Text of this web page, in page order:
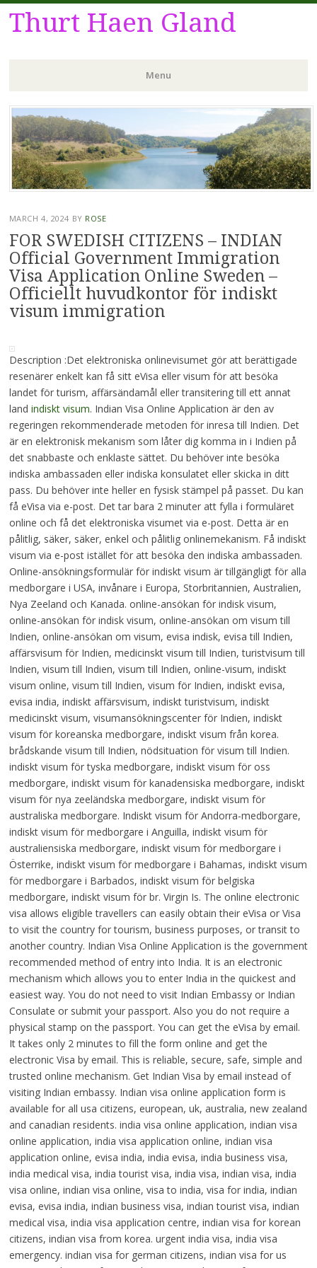
Thurt Haen Gland
Menu
Skip
to
content
MARCH 4, 2024 BY ROSE
FOR SWEDISH CITIZENS – INDIAN
Official Government Immigration
Visa Application Online Sweden –
Officiellt huvudkontor för indiskt
visum immigration
Description :Det elektroniska onlinevisumet gör att berättigade
resenärer enkelt kan få sitt eVisa eller visum för att besöka
landet för turism, affärsändamål eller transitering till ett annat
land indiskt visum. Indian Visa Online Application är den av
regeringen rekommenderade metoden för inresa till Indien. Det
är en elektronisk mekanism som låter dig komma in i Indien på
det snabbaste och enklaste sättet. Du behöver inte besöka
indiska ambassaden eller indiska konsulatet eller skicka in ditt
pass. Du behöver inte heller en fysisk stämpel på passet. Du kan
få eVisa via e-post. Det tar bara 2 minuter att fylla i formuläret
online och få det elektroniska visumet via e-post. Detta är en
pålitlig, säker, säker, enkel och pålitlig onlinemekanism. Få indiskt
visum via e-post istället för att besöka den indiska ambassaden.
Online-ansökningsformulär för indiskt visum är tillgängligt för alla
medborgare i USA, invånare i Europa, Storbritannien, Australien,
Nya Zeeland och Kanada. online-ansökan för indisk visum,
online-ansökan för indisk visum, online-ansökan om visum till
Indien, online-ansökan om visum, evisa indisk, evisa till Indien,
affärsvisum för Indien, medicinskt visum till Indien, turistvisum till
Indien, visum till Indien, visum till Indien, online-visum, indiskt
visum online, visum till Indien, visum för Indien, indiskt evisa,
evisa india, indiskt affärsvisum, indiskt turistvisum, indiskt
medicinskt visum, visumansökningscenter för Indien, indiskt
visum för koreanska medborgare, indiskt visum från korea.
brådskande visum till Indien, nödsituation för visum till Indien.
indiskt visum för tyska medborgare, indiskt visum för oss
medborgare, indiskt visum för kanadensiska medborgare, indiskt
visum för nya zeeländska medborgare, indiskt visum för
australiska medborgare. Indiskt visum för Andorra-medborgare,
indiskt visum för medborgare i Anguilla, indiskt visum för
australiensiska medborgare, indiskt visum för medborgare i
Österrike, indiskt visum för medborgare i Bahamas, indiskt visum
för medborgare i Barbados, indiskt visum för belgiska
medborgare, indiskt visum för br. Virgin Is. The online electronic
visa allows eligible travellers can easily obtain their eVisa or Visa
to visit the country for tourism, business purposes, or transit to
another country. Indian Visa Online Application is the government
recommended method of entry into India. It is an electronic
mechanism which allows you to enter India in the quickest and
easiest way. You do not need to visit Indian Embassy or Indian
Consulate or submit your passport. Also you do not require a
physical stamp on the passport. You can get the eVisa by email.
It takes only 2 minutes to fill the form online and get the
electronic Visa by email. This is reliable, secure, safe, simple and
trusted online mechanism. Get Indian Visa by email instead of
visiting Indian embassy. Indian visa online application form is
available for all usa citizens, european, uk, australia, new zealand
and canadian residents. india visa online application, indian visa
online application, india visa application online, indian visa
application online, evisa india, india evisa, india business visa,
india medical visa, india tourist visa, india visa, indian visa, india
visa online, indian visa online, visa to india, visa for india, indian
evisa, evisa india, indian business visa, indian tourist visa, indian
medical visa, india visa application centre, indian visa for korean
citizens, indian visa from korea. urgent india visa, india visa
emergency. indian visa for german citizens, indian visa for us